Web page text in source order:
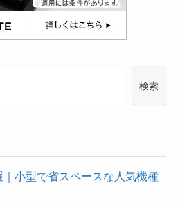
検索
小型で省スペースな人気機種